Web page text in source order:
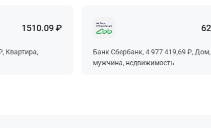
1510.09 ₽
Банк Сбербанк, 4 977 419,69 ₽, Дом,
мужчина, недвижимость